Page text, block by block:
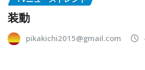
装動
pikakichi2015@gmail.com